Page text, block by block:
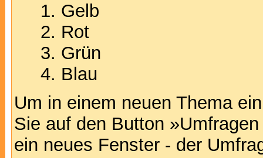
Gelb
Rot
Grün
Blau
Um in einem neuen Thema
Sie auf den Button
ein neues Fenster - der